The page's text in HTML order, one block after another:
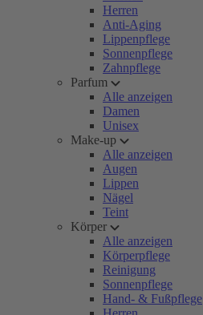
Herren
Anti-Aging
Lippenpflege
Sonnenpflege
Zahnpflege
Parfum
Alle anzeigen
Damen
Unisex
Make-up
Alle anzeigen
Augen
Lippen
Nägel
Teint
Körper
Alle anzeigen
Körperpflege
Reinigung
Sonnenpflege
Hand- & Fußpflege